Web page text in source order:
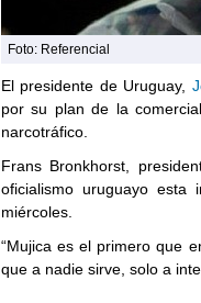
Foto: Referencial
El presidente de Uruguay,
por su plan de la
narcotráfico.
Frans Bronkhorst,
oficialismo uruguayo esta
miércoles.
“Mujica es el primero que
que a nadie sirve, solo a